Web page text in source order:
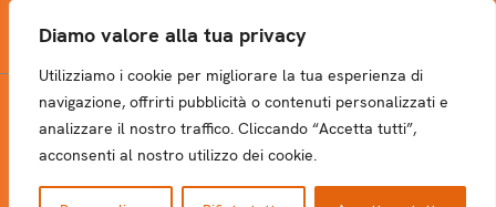
Diamo valore alla tua privacy
Utilizziamo i cookie per migliorare la tua esperienza di
navigazione, offrirti pubblicità o contenuti personalizzati e
analizzare il nostro traffico. Cliccando “Accetta tutti”,
acconsenti al nostro utilizzo dei cookie.
NEWSLETTER